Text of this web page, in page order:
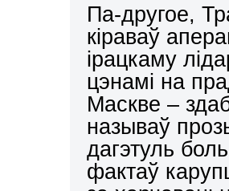
Па-другое,
кіраваў
ірацкаму
цэнамі на
Маскве –
называў
дагэтуль
фактаў